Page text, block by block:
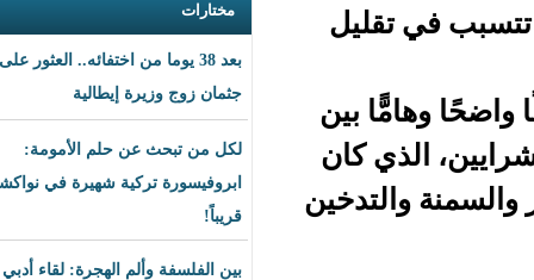
مختارات
بعد 38 يوما من اختفائه.. العثور على
جثمان زوج وزيرة إيطالية
لكل من تبحث عن حلم الأمومة:
ابروفيسورة تركية شهيرة في نواكشوط
قريباً!
بين الفلسفة وألم الهجرة: لقاء أدبي
بين
كان